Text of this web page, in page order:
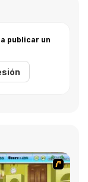
publicar un